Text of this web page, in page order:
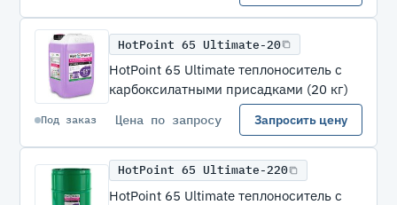
HotPoint 65 Ultimate-20
HotPoint 65 Ultimate теплоноситель с
карбоксилатными присадками (20 кг)
Под заказ Цена по запросу Запросить цену
HotPoint 65 Ultimate-220
HotPoint 65 Ultimate теплоноситель с